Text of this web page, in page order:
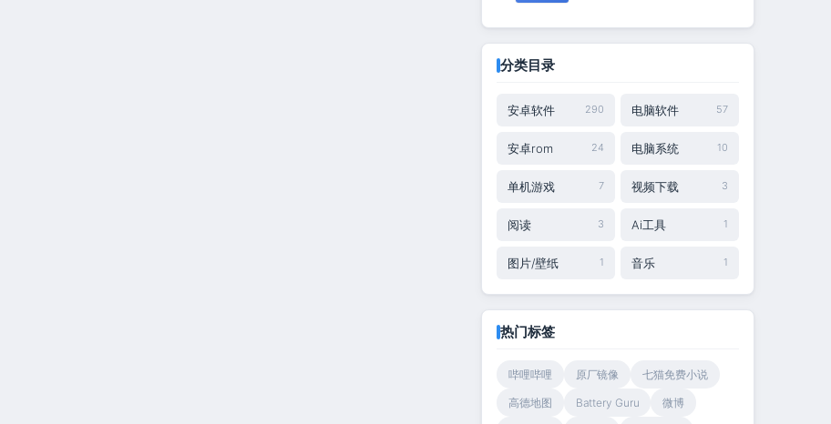
分类目录
安卓软件 290 电脑软件 57
安卓rom 24 电脑系统 10
单机游戏 7 视频下载 3
阅读 3 Ai工具 1
图片/壁纸 1 音乐 1
热门标签
哔哩哔哩 原厂镜像 七猫免费小说
高德地图 Battery Guru 微博